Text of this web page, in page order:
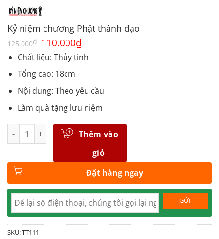
Kỷ niệm chương Phật thành đạo
125.000₫ Giá
gốc
là:
125.000₫.
110.000₫Giá
tại
là:
Chất liệu: Thủy tinh
Tổng cao: 18cm
Nội dung: Theo yêu cầu
Làm quà tặng lưu niệm
Số lượng
Thêm vào
giỏ
Đặt hàng ngay
SKU:TT111